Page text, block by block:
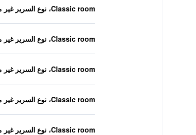
Classic room، نوع السرير غير معروف
Classic room، نوع السرير غير معروف
Classic room، نوع السرير غير معروف
Classic room، نوع السرير غير معروف
Classic room، نوع السرير غير معروف